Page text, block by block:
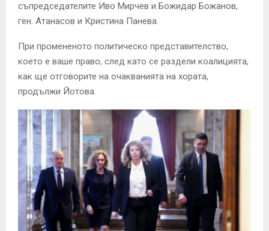
съпредседателите Иво Мирчев и Божидар Божанов,
ген. Атанасов и Кристина Панева.
При промененото политическо представителство,
което е ваше право, след като се раздели коалицията,
как ще отговорите на очакванията на хората,
продължи Йотова.